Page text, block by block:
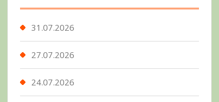
31.07.2026
27.07.2026
24.07.2026